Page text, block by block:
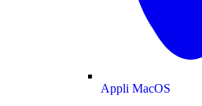
Appli MacOS